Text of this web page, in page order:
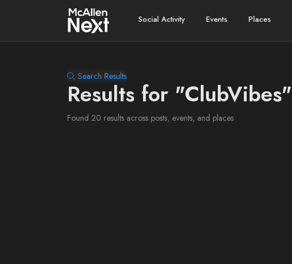
Social Activity Events Places
Search Results
Results for "ClubVibes"
Found 20 results across posts, events, and places